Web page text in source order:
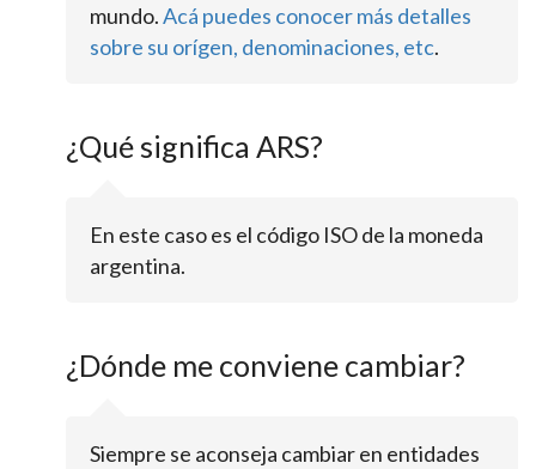
mundo.Acá puedes conocer más detalles
sobre su orígen, denominaciones, etc.
¿Qué significa ARS?
En este caso es el código ISO de la moneda
argentina.
¿Dónde me conviene cambiar?
Siempre se aconseja cambiar en entidades